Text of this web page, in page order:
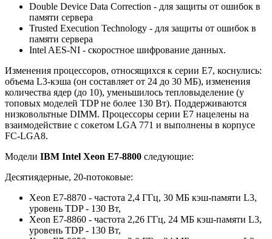
Double Device Data Correction - для защиты от ошибок в
памяти сервера
Trusted Execution Technology - для защиты от ошибок в
памяти сервера
Intel AES-NI - скоростное шифрование данных.
Изменения процессоров, относящихся к серии E7, коснулись:
объема L3-кэша (он составляет от 24 до 30 МБ), изменения
количества ядер (до 10), уменьшилось тепловыделение (у
топовых моделей TDP не более 130 Вт). Поддерживаются
низковольтные DIMM. Процессоры серии E7 нацелены на
взаимодействие с сокетом LGA 771 и выполнены в корпусе
FC-LGA8.
Модели IBM Intel Xeon E7-8800 следующие:
Десятиядерные, 20-потоковые:
Xeon E7-8870 - частота 2,4 ГГц, 30 МБ кэш-памяти L3,
уровень TDP - 130 Вт,
Xeon E7-8860 - частота 2,26 ГГц, 24 МБ кэш-памяти L3,
уровень TDP - 130 Вт,